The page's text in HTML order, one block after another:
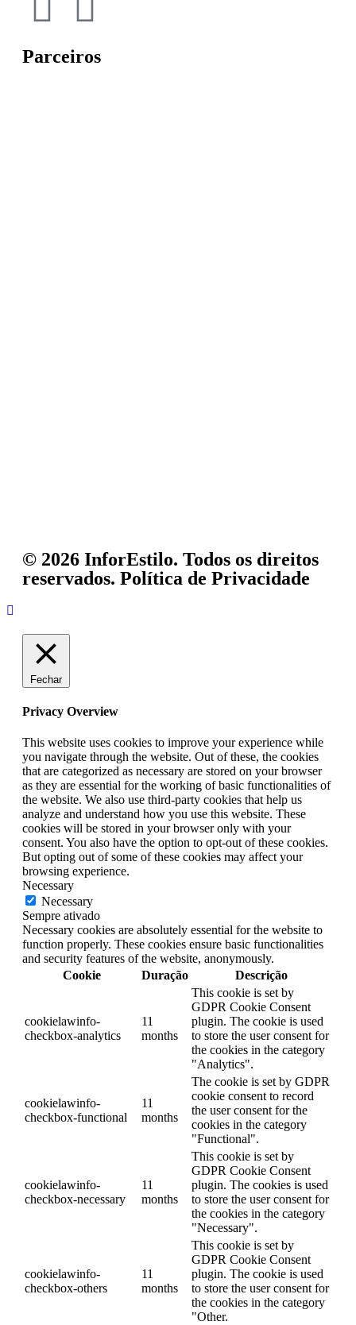
Parceiros
© 2026 InforEstilo. Todos os direitos
reservados. Política de Privacidade
Fechar
Privacy Overview
This website uses cookies to improve your experience while
you navigate through the website. Out of these, the cookies
that are categorized as necessary are stored on your browser
as they are essential for the working of basic functionalities of
the website. We also use third-party cookies that help us
analyze and understand how you use this website. These
cookies will be stored in your browser only with your
consent. You also have the option to opt-out of these cookies.
But opting out of some of these cookies may affect your
browsing experience.
Necessary
Necessary
Sempre ativado
Necessary cookies are absolutely essential for the website to
function properly. These cookies ensure basic functionalities
and security features of the website, anonymously.
Cookie
Duração Descrição
cookielawinfo-
checkbox-analytics
11
months
This cookie is set by
GDPR Cookie Consent
plugin. The cookie is used
to store the user consent for
the cookies in the category
"Analytics".
cookielawinfo-
checkbox-functional
11
months
The cookie is set by GDPR
cookie consent to record
the user consent for the
cookies in the category
"Functional".
cookielawinfo-
checkbox-necessary
11
months
This cookie is set by
GDPR Cookie Consent
plugin. The cookies is used
to store the user consent for
the cookies in the category
"Necessary".
cookielawinfo-
checkbox-others
11
months
This cookie is set by
GDPR Cookie Consent
plugin. The cookie is used
to store the user consent for
the cookies in the category
"Other.